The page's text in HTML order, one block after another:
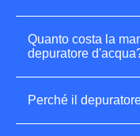
manutenzione.
In media la
7 anni, ma
Quanto costa la
depuratore
Il costo della
Perché il